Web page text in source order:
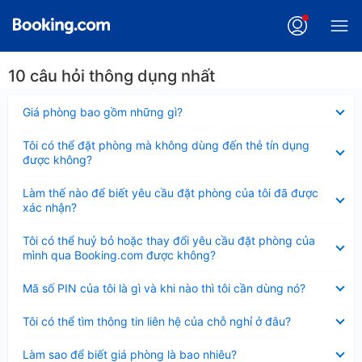
10 câu hỏi thông dụng nhất
Giá phòng bao gồm những gì?
thu
Tôi có thể đặt phòng mà không dùng đến thẻ tín dụng
được không?
thu
gọn
Làm thế nào để biết yêu cầu đặt phòng của tôi đã được
xác nhận?
thu
gọn
Tôi có thể huỷ bỏ hoặc thay đổi yêu cầu đặt phòng của
mình qua Booking.com được không?
thu
gọn
Mã số PIN của tôi là gì và khi nào thì tôi cần dùng nó?
thu
Tôi có thể tìm thông tin liên hệ của chỗ nghỉ ở đâu?
thu
Làm sao để biết giá phòng là bao nhiêu?
thu